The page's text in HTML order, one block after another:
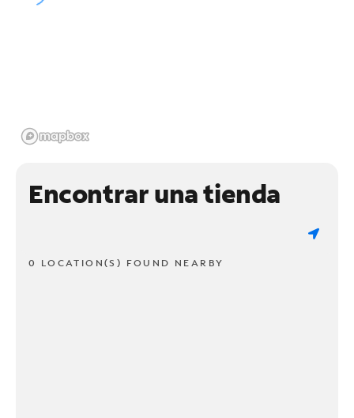
Encontrar una tienda
0 LOCATION(S) FOUND NEARBY